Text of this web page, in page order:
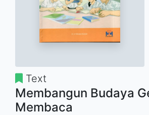
Text
Membangun Budaya
Membaca